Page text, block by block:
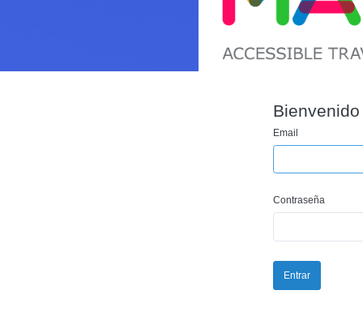
Email
Contraseña
Entrar